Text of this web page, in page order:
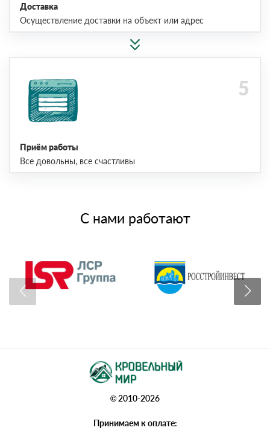
Доставка
Осуществление доставки на объект или адрес
Приём работы
Все довольны, все счастливы
С нами работают
© 2010-2026
Принимаем к оплате: